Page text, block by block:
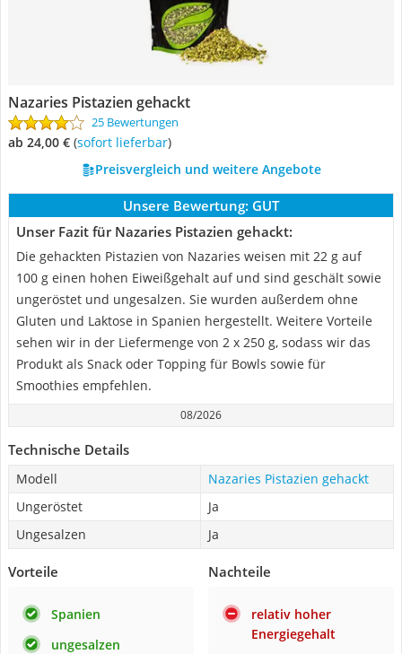
Nazaries Pistazien gehackt
25 Bewertungen
ab 24,00 € ( Sofort lieferbar)
Preisvergleich und weitere Angebote
Unsere Bewertung: GUT
Unser Fazit für Nazaries Pistazien gehackt:
Die gehackten Pistazien von Nazaries weisen mit 22 g auf
100 g einen hohen Eiweißgehalt auf und sind geschält sowie
ungeröstet und ungesalzen. Sie wurden außerdem ohne
Gluten und Laktose in Spanien hergestellt. Weitere Vorteile
sehen wir in der Liefermenge von 2 x 250 g, sodass wir das
Produkt als Snack oder Topping für Bowls sowie für
Smoothies empfehlen.
08/2026
Technische Details
Modell
Nazaries Pistazien gehackt
Ungeröstet
Ja
Ungesalzen
Ja
Vorteile
Spanien
ungesalzen
Nachteile
relativ hoher
Energiegehalt